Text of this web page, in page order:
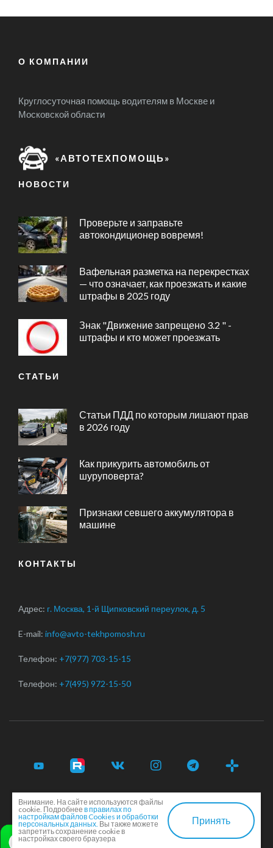
О КОМПАНИИ
Круглосуточная помощь водителям в Москве и
Московской области
«АВТОТЕХПОМОЩЬ»
НОВОСТИ
Проверьте и заправьте
автокондиционер вовремя!
Вафельная разметка на перекрестках
— что означает, как проезжать и какие
штрафы в 2025 году
Знак "Движение запрещено 3.2 " -
штрафы и кто может проезжать
СТАТЬИ
Статьи ПДД по которым лишают прав
в 2026 году
Как прикурить автомобиль от
шуруповерта?
Признаки севшего аккумулятора в
машине
КОНТАКТЫ
Адрес: г. Москва, 1-й Щипковский переулок, д. 5
E-mail: info@avto-tekhpomosh.ru
Телефон: +7(977) 703-15-15
Телефон: +7(495) 972-15-50
© 2017-2026 Срочная автотехпомощь легковым и
грузовым автомобилям в Москве и Московской области ·
Соглашение сторон ·
Создание и продвижение сайта -Dkarlov.ru
Внимание. На сайте используются файлы
cookie. Подробнее в правилах по
настройкам файлов Cookies и обработки
персональных данных. Вы также можете
запретить сохранение cookie в
настройках своего браузера
Принять